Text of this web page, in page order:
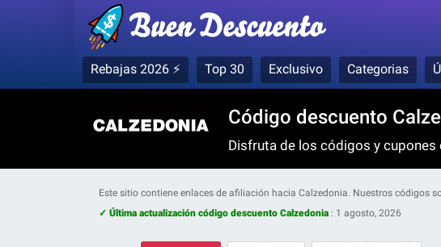
Rebajas 2026 ⚡ Top 30 Exclusivo Categorias
Código descuento
Disfruta de los códigos y cupones
Este sitio contiene enlaces de afiliación hacia Calzedonia. Nuestros códigos
✓ Última actualización código descuento Calzedonia : 1 agosto, 2026